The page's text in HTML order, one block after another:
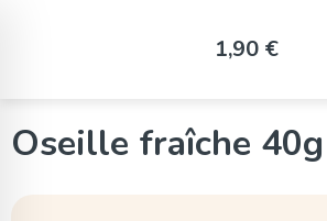
Oseille fraîche 40g
1,90 €